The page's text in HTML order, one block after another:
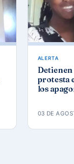
ALERTA
protesta
los
03 DE